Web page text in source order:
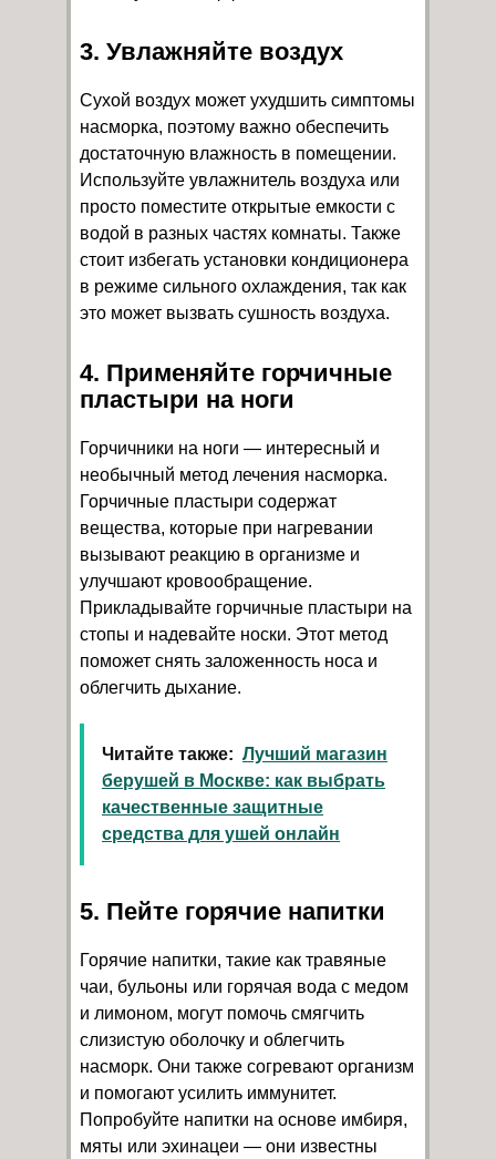
3. Увлажняйте воздух
Сухой воздух может ухудшить симптомы
насморка, поэтому важно обеспечить
достаточную влажность в помещении.
Используйте увлажнитель воздуха или
просто поместите открытые емкости с
водой в разных частях комнаты. Также
стоит избегать установки кондиционера
в режиме сильного охлаждения, так как
это может вызвать сушность воздуха.
4. Применяйте горчичные
пластыри на ноги
Горчичники на ноги — интересный и
необычный метод лечения насморка.
Горчичные пластыри содержат
вещества, которые при нагревании
вызывают реакцию в организме и
улучшают кровообращение.
Прикладывайте горчичные пластыри на
стопы и надевайте носки. Этот метод
поможет снять заложенность носа и
облегчить дыхание.
Читайте также: Лучший магазин
берушей в Москве: как выбрать
качественные защитные
средства для ушей онлайн
5. Пейте горячие напитки
Горячие напитки, такие как травяные
чаи, бульоны или горячая вода с медом
и лимоном, могут помочь смягчить
слизистую оболочку и облегчить
насморк. Они также согревают организм
и помогают усилить иммунитет.
Попробуйте напитки на основе имбиря,
мяты или эхинацеи — они известны